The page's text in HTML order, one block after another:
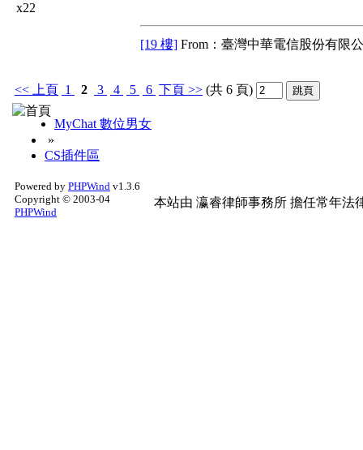
x22
[19 樓] From：臺灣中華電信股份有限
<< 上頁 1 2 3 4 5 6 下頁 >> (共 6 頁)
MyChat 數位男女
»
CS插件區
Powered by PHPWind v1.3.6
Copyright © 2003-04
PHPWind
本站由 瀛睿律師事務所 擔任常年法